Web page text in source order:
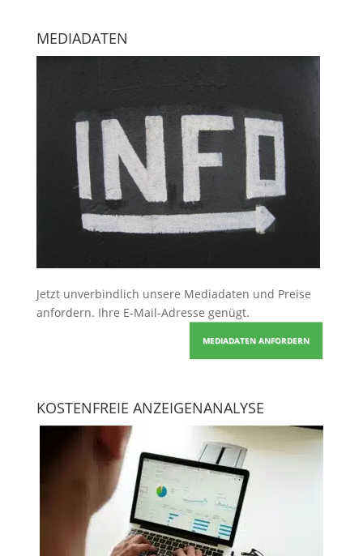
MEDIADATEN
Jetzt unverbindlich unsere Mediadaten und Preise
anfordern. Ihre E-Mail-Adresse genügt.
MEDIADATEN ANFORDERN
KOSTENFREIE ANZEIGENANALYSE